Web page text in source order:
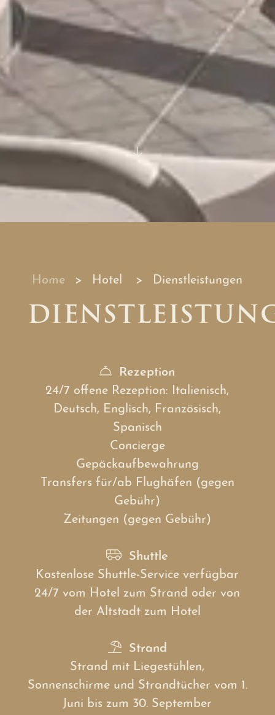
Home Hotel Dienstleistungen
Rezeption
24/7 offene Rezeption: Italienisch,
Deutsch, Englisch, Französisch,
Spanisch
Concierge
Gepäckaufbewahrung
Transfers für/ab Flughäfen (gegen
Gebühr)
Zeitungen (gegen Gebühr)
Shuttle
Kostenlose Shuttle-Service verfügbar
24/7 vom Hotel zum Strand oder von
der Altstadt zum Hotel
Strand
Strand mit Liegestühlen,
Sonnenschirme und Strandtücher vom 1.
Juni bis zum 30. September